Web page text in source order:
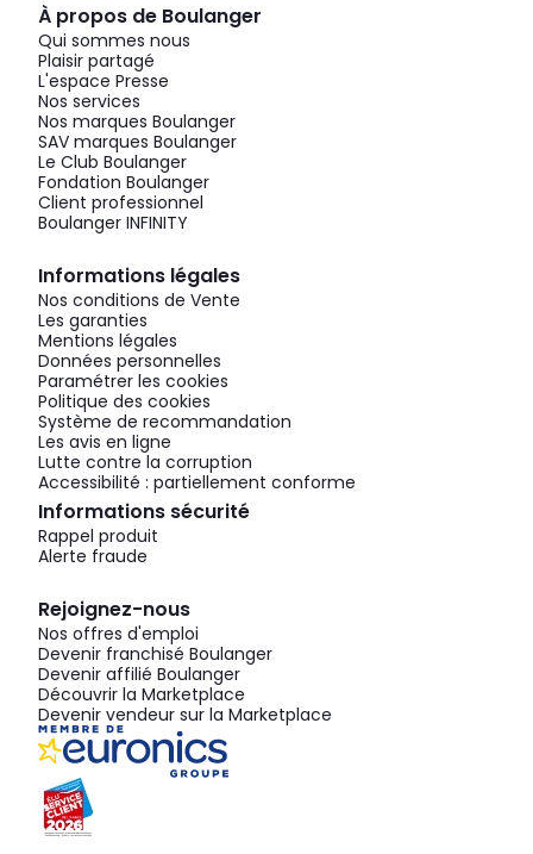
À propos de Boulanger
Qui sommes nous
Plaisir partagé
L'espace Presse
Nos services
Nos marques Boulanger
SAV marques Boulanger
Le Club Boulanger
Fondation Boulanger
Client professionnel
Boulanger INFINITY
Informations légales
Nos conditions de Vente
Les garanties
Mentions légales
Données personnelles
Paramétrer les cookies
Politique des cookies
Système de recommandation
Les avis en ligne
Lutte contre la corruption
Accessibilité : partiellement conforme
Informations sécurité
Rappel produit
Alerte fraude
Rejoignez-nous
Nos offres d'emploi
Devenir franchisé Boulanger
Devenir affilié Boulanger
Découvrir la Marketplace
Devenir vendeur sur la Marketplace